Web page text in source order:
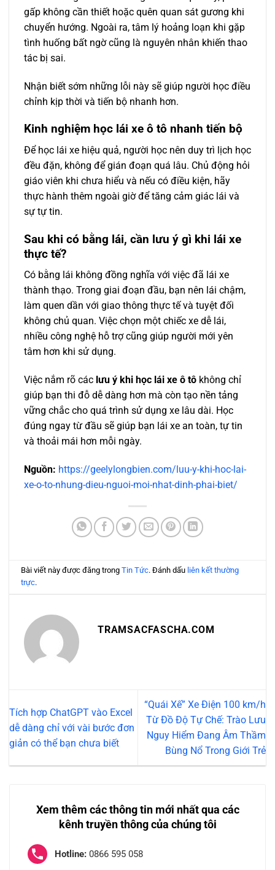
gấp không cần thiết hoặc quên quan sát gương khi
chuyển hướng. Ngoài ra, tâm lý hoảng loạn khi gặp
tình huống bất ngờ cũng là nguyên nhân khiến thao
tác bị sai.
Nhận biết sớm những lỗi này sẽ giúp người học điều
chỉnh kịp thời và tiến bộ nhanh hơn.
Kinh nghiệm học lái xe ô tô nhanh tiến bộ
Để học lái xe hiệu quả, người học nên duy trì lịch học
đều đặn, không để gián đoạn quá lâu. Chủ động hỏi
giáo viên khi chưa hiểu và nếu có điều kiện, hãy
thực hành thêm ngoài giờ để tăng cảm giác lái và
sự tự tin.
Sau khi có bằng lái, cần lưu ý gì khi lái xe
thực tế?
Có bằng lái không đồng nghĩa với việc đã lái xe
thành thạo. Trong giai đoạn đầu, bạn nên lái chậm,
làm quen dần với giao thông thực tế và tuyệt đối
không chủ quan. Việc chọn một chiếc xe dễ lái,
nhiều công nghệ hỗ trợ cũng giúp người mới yên
tâm hơn khi sử dụng.
Việc nắm rõ các lưu ý khi học lái xe ô tô không chỉ
giúp bạn thi đỗ dễ dàng hơn mà còn tạo nền tảng
vững chắc cho quá trình sử dụng xe lâu dài. Học
đúng ngay từ đầu sẽ giúp bạn lái xe an toàn, tự tin
và thoải mái hơn mỗi ngày.
Nguồn: https://geelylongbien.com/luu-y-khi-hoc-lai-
xe-o-to-nhung-dieu-nguoi-moi-nhat-dinh-phai-biet/
Bài viết này được đăng trongTin Tức. Đánh dấu liên kết thường
trực.
TRAMSACFASCHA.COM
Tích hợp ChatGPT vào Excel
dễ dàng chỉ với vài bước đơn
giản có thể bạn chưa biết
“Quái Xế” Xe Điện 100 km/h
Từ Đồ Độ Tự Chế: Trào Lưu
Nguy Hiểm Đang Âm Thầm
Bùng Nổ Trong Giới Trẻ
Xem thêm các thông tin mới nhất qua các
kênh truyền thông của chúng tôi
Hotline: 0866 595 058